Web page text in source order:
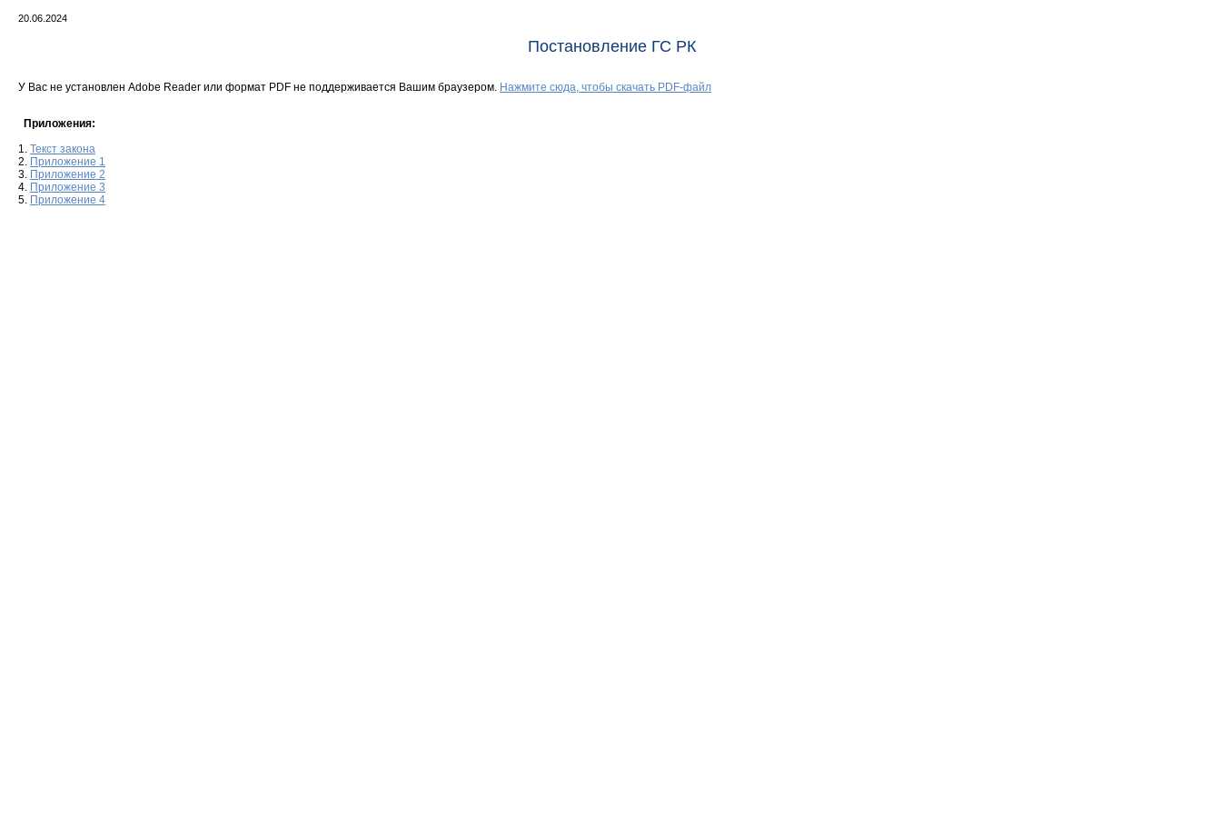
20.06.2024
Постановление ГС РК
У Вас не установлен Adobe Reader или формат PDF не поддерживается Вашим браузером. Нажмите сюда, чтобы скачать PDF-файл
Приложения:
1. Текст закона
2. Приложение 1
3. Приложение 2
4. Приложение 3
5. Приложение 4